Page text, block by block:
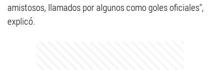
amistosos, llamados por algunos como goles oficiales",
explicó.